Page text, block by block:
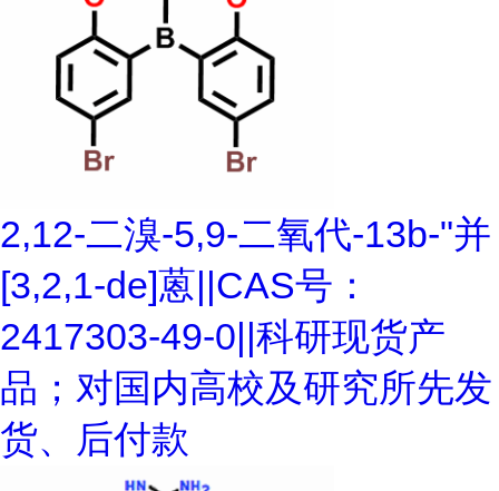
2,12-二溴-5,9-二氧代-13b-"并
[3,2,1-de]蒽||CAS号：
2417303-49-0||科研现货产
品；对国内高校及研究所先发
货、后付款